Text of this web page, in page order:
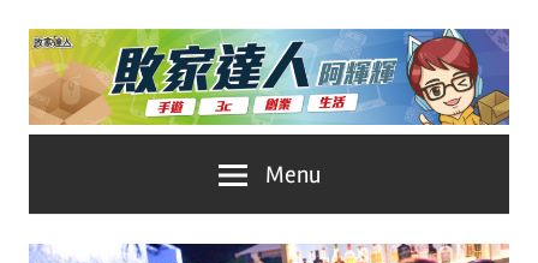
Skip
content
家
No.1
遊
Menu